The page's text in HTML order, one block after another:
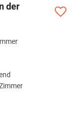
der